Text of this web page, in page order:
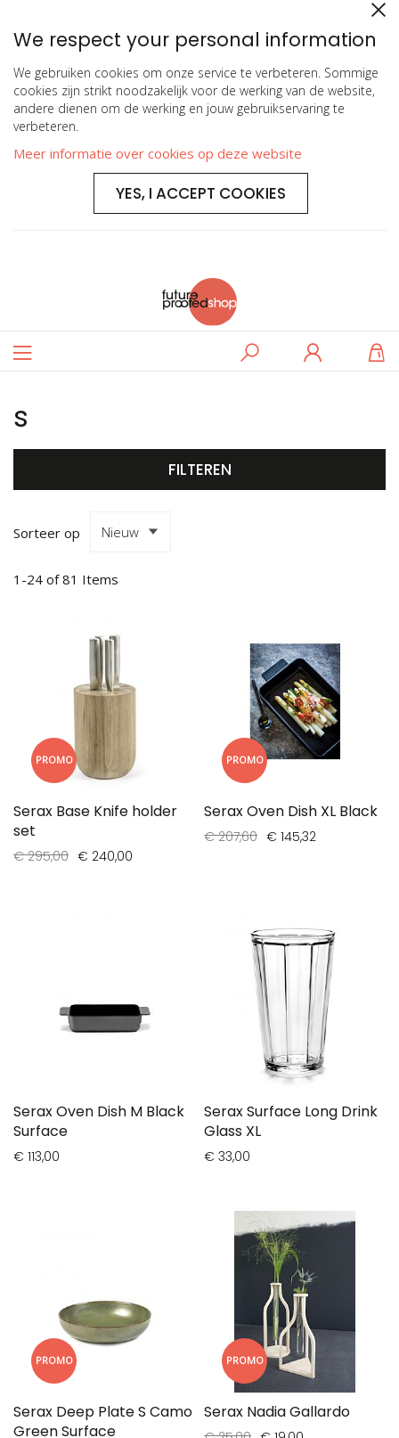
We respect your personal information
We gebruiken cookies om onze service te verbeteren. Sommige
cookies zijn strikt noodzakelijk voor de werking van de website,
andere dienen om de werking en jouw gebruikservaring te
verbeteren.
Meer informatie over cookies op deze website
YES, I ACCEPT COOKIES
Toggle
Zoeken
s
Sorteer op
1 -24 of81 Items
PROMO
Serax Base Knife holder
set
€ 240,00
€ 295,00
PROMO
Serax Oven Dish XL Black
€ 145,32
€ 207,60
Serax Oven Dish M Black
Surface
€ 113,00
Serax Surface Long Drink
Glass XL
€ 33,00
PROMO
Serax Deep Plate S Camo
Green Surface
PROMO
Serax Nadia Gallardo
FILTEREN